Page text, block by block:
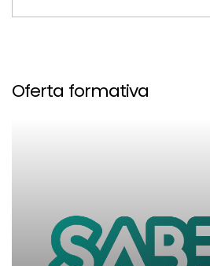
Oferta formativa